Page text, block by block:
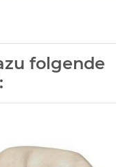
folgende